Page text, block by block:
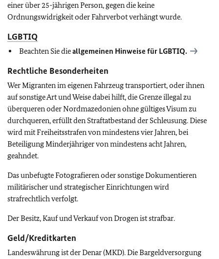
einer über 25-jährigen Person, gegen die keine
Ordnungswidrigkeit oder Fahrverbot verhängt wurde.
LGBTIQ
Beachten Sie dieallgemeinen Hinweise für LGBTIQ.
Rechtliche Besonderheiten
Wer Migranten im eigenen Fahrzeug transportiert, oder ihnen
auf sonstige Art und Weise dabei hilft, die Grenze illegal zu
überqueren oder Nordmazedonien ohne gültiges Visum zu
durchqueren, erfüllt den Straftatbestand der Schleusung. Diese
wird mit Freiheitsstrafen von mindestens vier Jahren, bei
Beteiligung Minderjähriger von mindestens acht Jahren,
geahndet.
Das unbefugte Fotografieren oder sonstige Dokumentieren
militärischer und strategischer Einrichtungen wird
strafrechtlich verfolgt.
Der Besitz, Kauf und Verkauf von Drogen ist strafbar.
Geld/Kreditkarten
Landeswährung ist der Denar (MKD). Die Bargeldversorgung